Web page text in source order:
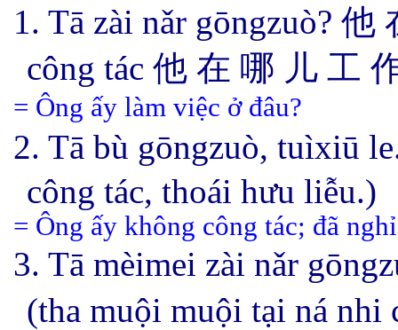
1. Tā zài nǎr gōngzuò? 他
công tác 他 在 哪 儿 工
= Ông ấy làm việc ở đâu?
2. Tā bù gōngzuò, tuìxiū
công tác, thoái hưu liễu.)
= Ông ấy không công tác; đã
3. Tā mèimei zài nǎr
(tha muội muội tại ná nhi